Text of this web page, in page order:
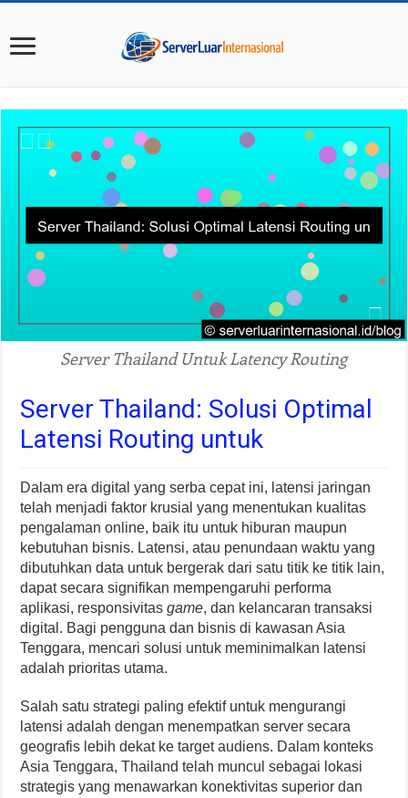
Server Thailand Untuk Latency Routing
Server Thailand: Solusi Optimal
Latensi Routing untuk
Dalam era digital yang serba cepat ini, latensi jaringan
telah menjadi faktor krusial yang menentukan kualitas
pengalaman online, baik itu untuk hiburan maupun
kebutuhan bisnis. Latensi, atau penundaan waktu yang
dibutuhkan data untuk bergerak dari satu titik ke titik lain,
dapat secara signifikan mempengaruhi performa
aplikasi, responsivitasgame, dan kelancaran transaksi
digital. Bagi pengguna dan bisnis di kawasan Asia
Tenggara, mencari solusi untuk meminimalkan latensi
adalah prioritas utama.
Salah satu strategi paling efektif untuk mengurangi
latensi adalah dengan menempatkan server secara
geografis lebih dekat ke target audiens. Dalam konteks
Asia Tenggara, Thailand telah muncul sebagai lokasi
strategis yang menawarkan konektivitas superior dan